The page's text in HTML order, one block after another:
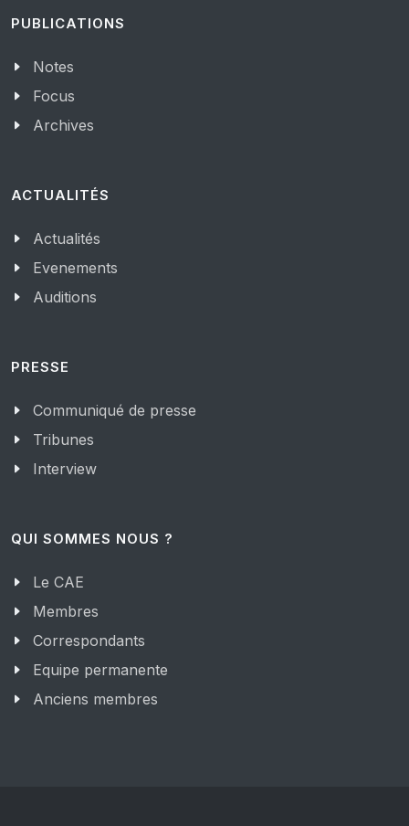
PUBLICATIONS
Notes
Focus
Archives
ACTUALITÉS
Actualités
Evenements
Auditions
PRESSE
Communiqué de presse
Tribunes
Interview
QUI SOMMES NOUS ?
Le CAE
Membres
Correspondants
Equipe permanente
Anciens membres